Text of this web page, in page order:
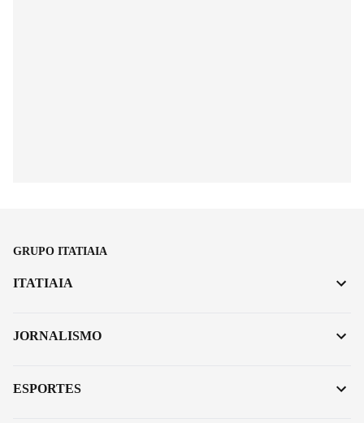
GRUPO ITATIAIA
ITATIAIA
JORNALISMO
ESPORTES